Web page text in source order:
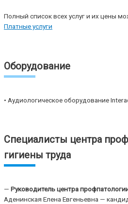
Полный список всех услуг и их цены
Платные услуги
Оборудование
• Аудиологическое оборудование
Специалисты центра
гигиены труда
— Руководитель центра
Аденинская Елена Евгеньевна —